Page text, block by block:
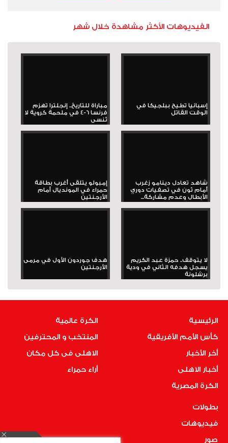
الفيديوهات الأكثر مشاهدة خلال شهر
إسبانيا تطيح ببلجيكا في
الوقت القاتل
مباراة للتاريخ.. إنجلترا تهزم
فرنسا 6-4 في ملحمة كروية لا
تُنسى
شاهد تعادل دينامو زغرب
أمام ثون في تصفيات دوري
الأبطال وعدم مشاركة...
إمبولو يتلقى أغرب بطاقة
حمراء في المونديال أمام
الأرجنتين
لا يتوقف.. حمزة عبد الكريم
يسجل هدفه الثاني في ودية
برشلونة
هدف جوردون الأول في مرمى
الأرجنتين
الرئيسية
كأس الأمم الأفريقية
أخر الأخبار
أخبار الاهلى
الكرة المصرية
الكرة عالمية
المنتخب و المحترفين
الاهلى فى كل مكان
أراء حمراء
بطولات
فيديوهات
صور